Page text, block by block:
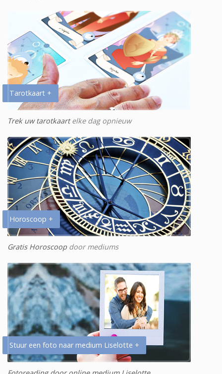
Tarotkaart +
Trek uw tarotkaartelke dag opnieuw
Horoscoop +
Gratis Horoscoopdoor mediums
Stuur een foto naar medium Liselotte +